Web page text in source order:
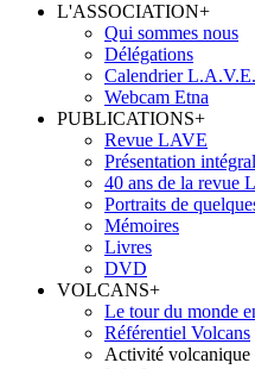
L'ASSOCIATION+
Qui sommes nous
Délégations
Calendrier L.A.V.E.
Webcam Etna
PUBLICATIONS+
Revue LAVE
Présentation
40 ans de la revue
Portraits de
Mémoires
Livres
DVD
VOLCANS+
Le tour du monde
Référentiel Volcans
Activité volcanique